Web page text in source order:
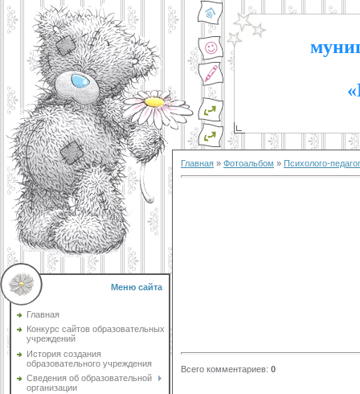
Меню сайта
Главная
Конкурс сайтов образовательных
учреждений
История создания
образовательного учреждения
Сведения об образовательной
организации
Главная » Фотоальбом » Психолого-
Всего комментариев: 0